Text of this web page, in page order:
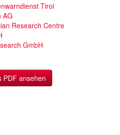
Tirol
AG
Research Centre
GmbH
PDF ansehen